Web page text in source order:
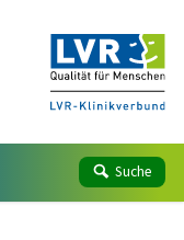
Suche